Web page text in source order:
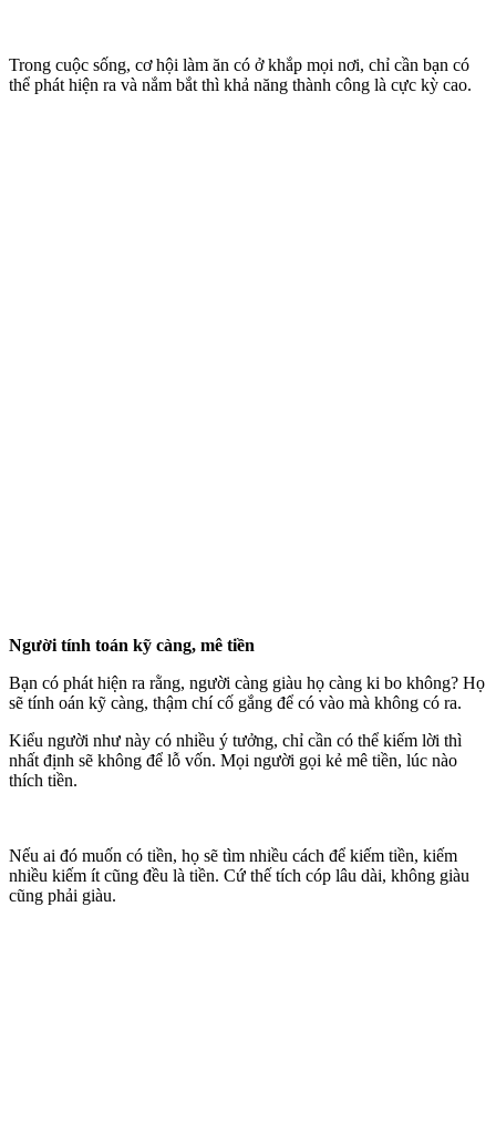
Trong cuộc sống, cơ hội làm ăn có ở khắp mọi nơi, chỉ cần bạn có
thể phát hiện ra và nắm bắt thì khả năng thành công là cực kỳ cao.
Người tính toán kỹ càng, mê tiền
Bạn có phát hiện ra rằng, người càng giàu họ càng ki bo không? Họ
sẽ tính oán kỹ càng, thậm chí cố gắng để có vào mà không có ra.
Kiểu người như này có nhiều ý tưởng, chỉ cần có thể kiếm lời thì
nhất định sẽ không để lỗ vốn. Mọi người gọi kẻ mê tiền, lúc nào
thích tiền.
Nếu ai đó muốn có tiền, họ sẽ tìm nhiều cách để kiếm tiền, kiếm
nhiều kiếm ít cũng đều là tiền. Cứ thế tích cóp lâu dài, không giàu
cũng phải giàu.